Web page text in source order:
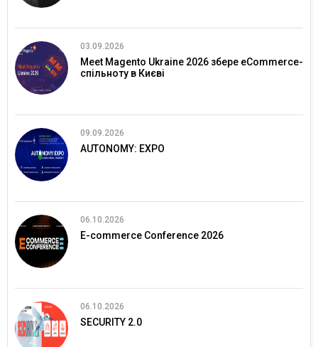
03.09.2026
Meet Magento Ukraine 2026 збере eCommerce-
спільноту в Києві
09.09.2026
AUTONOMY: EXPO
06.10.2026
E-commerce Conference 2026
06.10.2026
SECURITY 2.0